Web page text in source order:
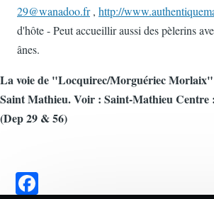
29@wanadoo.fr, http://
d'hôte - Peut accueillir aussi des pèlerins
ânes.
La voie de "Locquirec/Morguériec
Saint Mathieu. Voir : Saint-Mathieu Centre
(Dep 29 & 56)